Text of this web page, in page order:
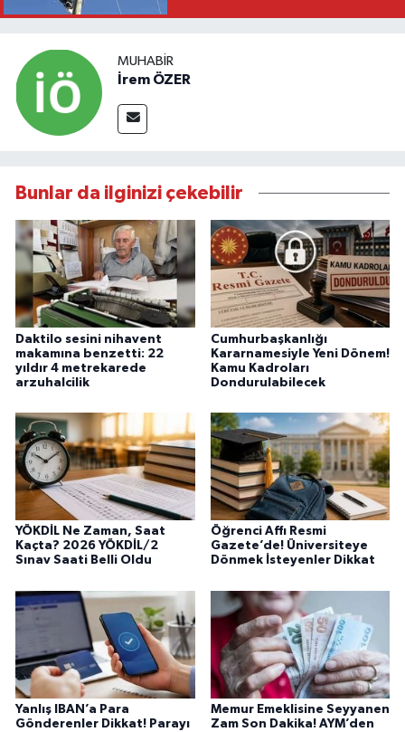
MUHABIR
İrem ÖZER
Bunlar da ilginizi çekebilir
Daktilo sesini nihavent
makamına benzetti: 22
yıldır 4 metrekarede
arzuhalcilik
Cumhurbaşkanlığı
Kararnamesiyle Yeni Dönem!
Kamu Kadroları
Dondurulabilecek
YÖKDİL Ne Zaman, Saat
Kaçta? 2026 YÖKDİL/2
Sınav Saati Belli Oldu
Öğrenci Affı Resmi
Gazete’de! Üniversiteye
Dönmek İsteyenler Dikkat
Yanlış IBAN’a Para
Gönderenler Dikkat! Parayı
Memur Emeklisine Seyyanen
Zam Son Dakika! AYM’den